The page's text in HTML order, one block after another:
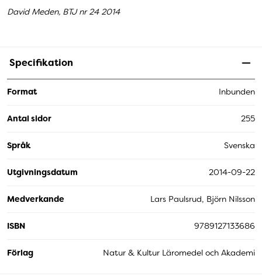
David Meden, BTJ nr 24 2014
Specifikation
Format Inbunden
Antal sidor 255
Språk Svenska
Utgivningsdatum 2014-09-22
Medverkande Lars Paulsrud, Björn Nilsson
ISBN 9789127133686
Förlag Natur & Kultur Läromedel och Akademi